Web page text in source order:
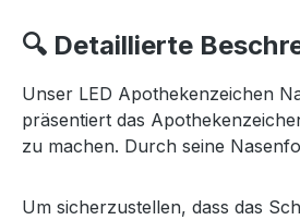
🔍 Detaillierte
Unser LED Apothekenzeichen
präsentiert das
zu machen. Durch seine
Um sicherzustellen, dass das